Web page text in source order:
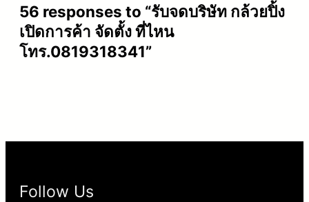
56 responses to “รับจดบริษัท กล้วยปิ้ง
เปิดการค้า จัดตั้ง ที่ไหน
โทร.0819318341”
Follow Us